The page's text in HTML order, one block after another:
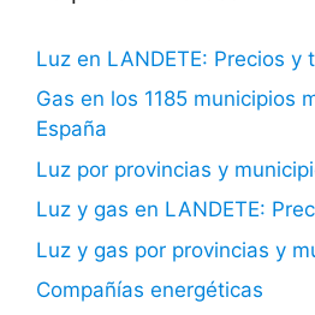
Luz en LANDETE: Precios y
Gas en los 1185 municipios
España
Luz por provincias y
Luz y gas en LANDETE:
Luz y gas por provincias y
Compañías energéticas